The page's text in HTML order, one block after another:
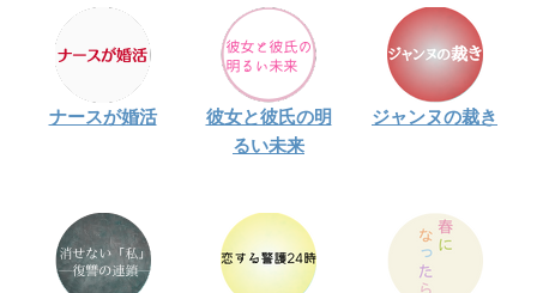
ナースが婚活
彼女と彼氏の明
るい未来
ジャンヌの裁き